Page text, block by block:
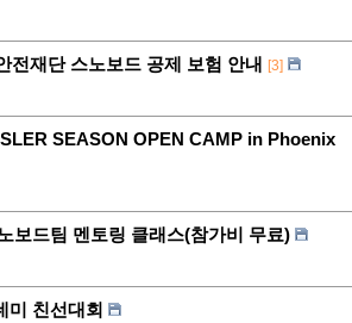
전재단 스노보드 공제 보험 안내 [3]
SEASON OPEN CAMP in Phoenix
보드팀 멘토링 클래스(참가비 무료)
미 친선대회